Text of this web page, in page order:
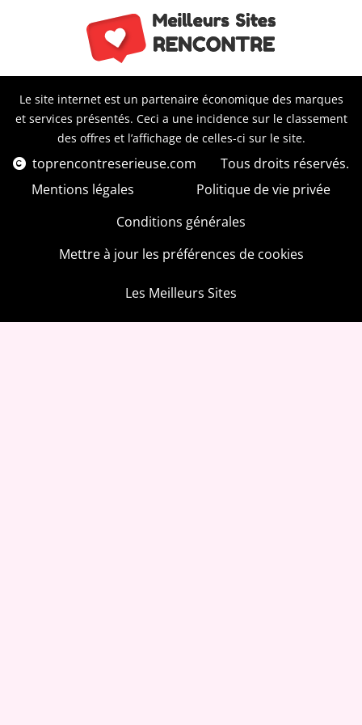
Le site internet est un partenaire économique des marques
et services présentés. Ceci a une incidence sur le classement
des offres et l’affichage de celles-ci sur le site.
toprencontreserieuse.com
Tous droits réservés.
Mentions légales
Politique de vie privée
Conditions générales
Mettre à jour les préférences de cookies
Les Meilleurs Sites